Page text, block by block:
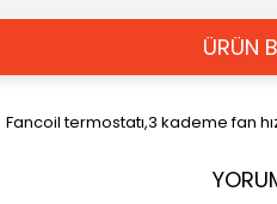
ÜRÜN
Fancoil termostatı,3 kademe fan